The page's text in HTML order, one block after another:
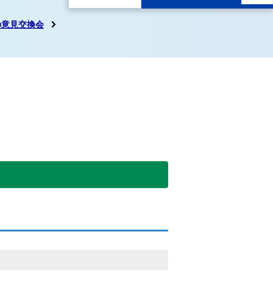
見交換会